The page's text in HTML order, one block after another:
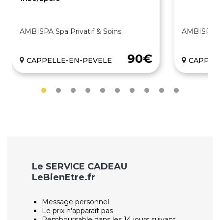
AMBISPA Spa Privatif & Soins
90€
CAPPELLE-EN-PEVELE
AMBISPA
Le SERVICE CADEAU
LeBienEtre.fr
Message personnel
Le prix n'apparaît pas